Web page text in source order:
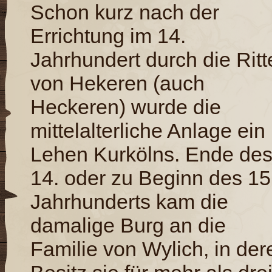
Schon kurz nach der
Errichtung im 14.
Jahrhundert durch die
von Hekeren (auch
Heckeren) wurde die
mittelalterliche Anlage ein
Lehen Kurkölns. Ende des
14. oder zu Beginn des
Jahrhunderts kam die
damalige Burg an die
Familie von Wylich, in